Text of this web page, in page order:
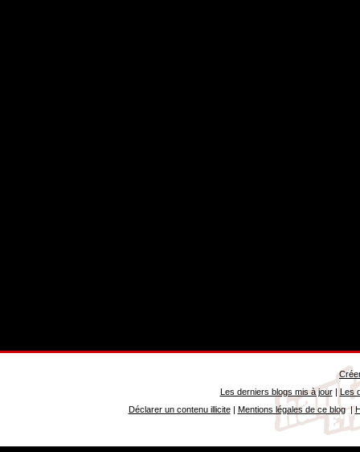
Les derniers blogs mis à jour| Les
Déclarer un contenu illicite| Mentions légales de ce blog|